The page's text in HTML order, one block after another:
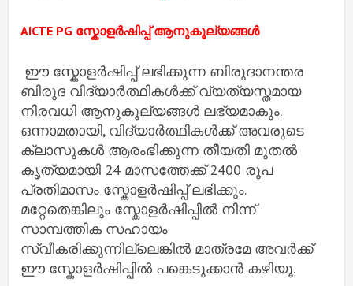
AICTE PG സ്കോളർഷിപ്പ് ആനുകൂല്യങ്ങൾ
ഈ സ്കോളർഷിപ്പ് ലഭിക്കുന്ന ബിരുദാനന്തര
ബിരുദ വിദ്യാർത്ഥികൾക്ക് വ്യത്യസ്തമായ
നിരവധി ആനുകൂല്യങ്ങൾ ലഭ്യമാകും.
ഒന്നാമതായി, വിദ്യാർത്ഥികൾക്ക് അവരുടെ
ക്ലാസുകൾ ആരംഭിക്കുന്ന തീയതി മുതൽ
കൃത്യമായി 24 മാസത്തേക്ക് 2400 രൂപ
പ്രതിമാസം സ്കോളർഷിപ്പ് ലഭിക്കും.
മറ്റേതെങ്കിലും സ്കോളർഷിപ്പിൽ നിന്ന്
സാമ്പത്തിക സഹായം
സ്വീകരിക്കുന്നില്ലെങ്കിൽ മാത്രമേ അവർക്ക്
ഈ സ്കോളർഷിപ്പിൽ പങ്കെടുക്കാൻ കഴിയൂ.